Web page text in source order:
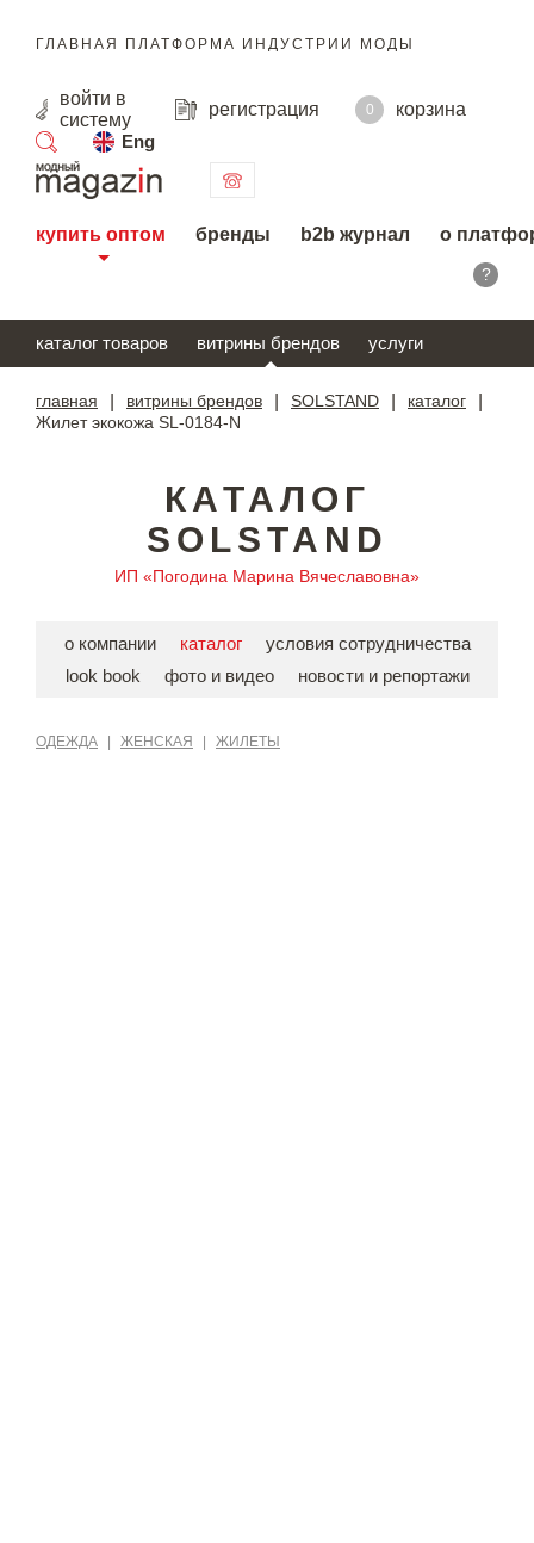
ГЛАВНАЯ ПЛАТФОРМА ИНДУСТРИИ МОДЫ
войти в
систему
регистрация 0
корзина
Eng
поиск
купить оптом бренды b2b журнал о
?
каталог товаров витрины брендов услуги
главная витрины брендов SOLSTAND каталог
Жилет экокожа SL-0184-N
КАТАЛОГ
SOLSTAND
ИП «Погодина Марина Вячеславовна»
о компании каталог
условия сотрудничества
look book
фото и видео новости и репортажи
ОДЕЖДА ЖЕНСКАЯ ЖИЛЕТЫ